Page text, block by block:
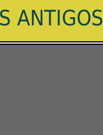
ANTIGOS